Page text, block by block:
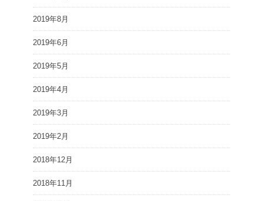
2019年8月
2019年6月
2019年5月
2019年4月
2019年3月
2019年2月
2018年12月
2018年11月